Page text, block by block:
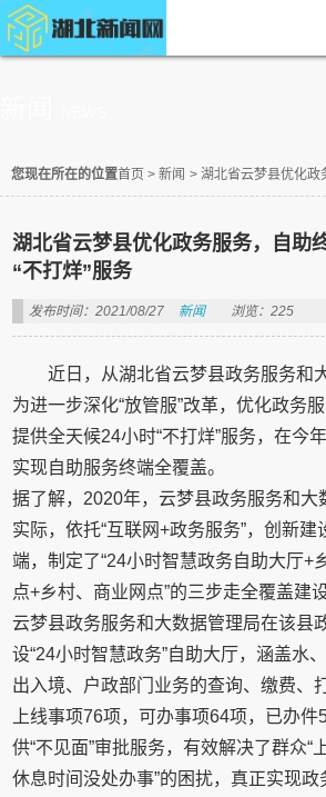
您现在所在的位置首页 > 新闻 > 湖北省云梦县优化政
湖北省云梦县优化政务服务，自助
“不打烊”服务
发布时间：2021/08/27 新闻 浏览：225
近日，从湖北省云梦县政务服务和
为进一步深化“放管服”改革，优化政务
提供全天候24小时“不打烊”服务，在今
实现自助服务终端全覆盖。
据了解，2020年，云梦县政务服务和大
实际，依托“互联网+政务服务”，创新
端，制定了“24小时智慧政务自助大厅+
点+乡村、商业网点”的三步走全覆盖建
云梦县政务服务和大数据管理局在该县
设“24小时智慧政务”自助大厅，涵盖水
出入境、户政部门业务的查询、缴费、
上线事项76项，可办事项64项，已办
供“不见面”审批服务，有效解决了群众“
休息时间没处办事”的困扰，真正实现政